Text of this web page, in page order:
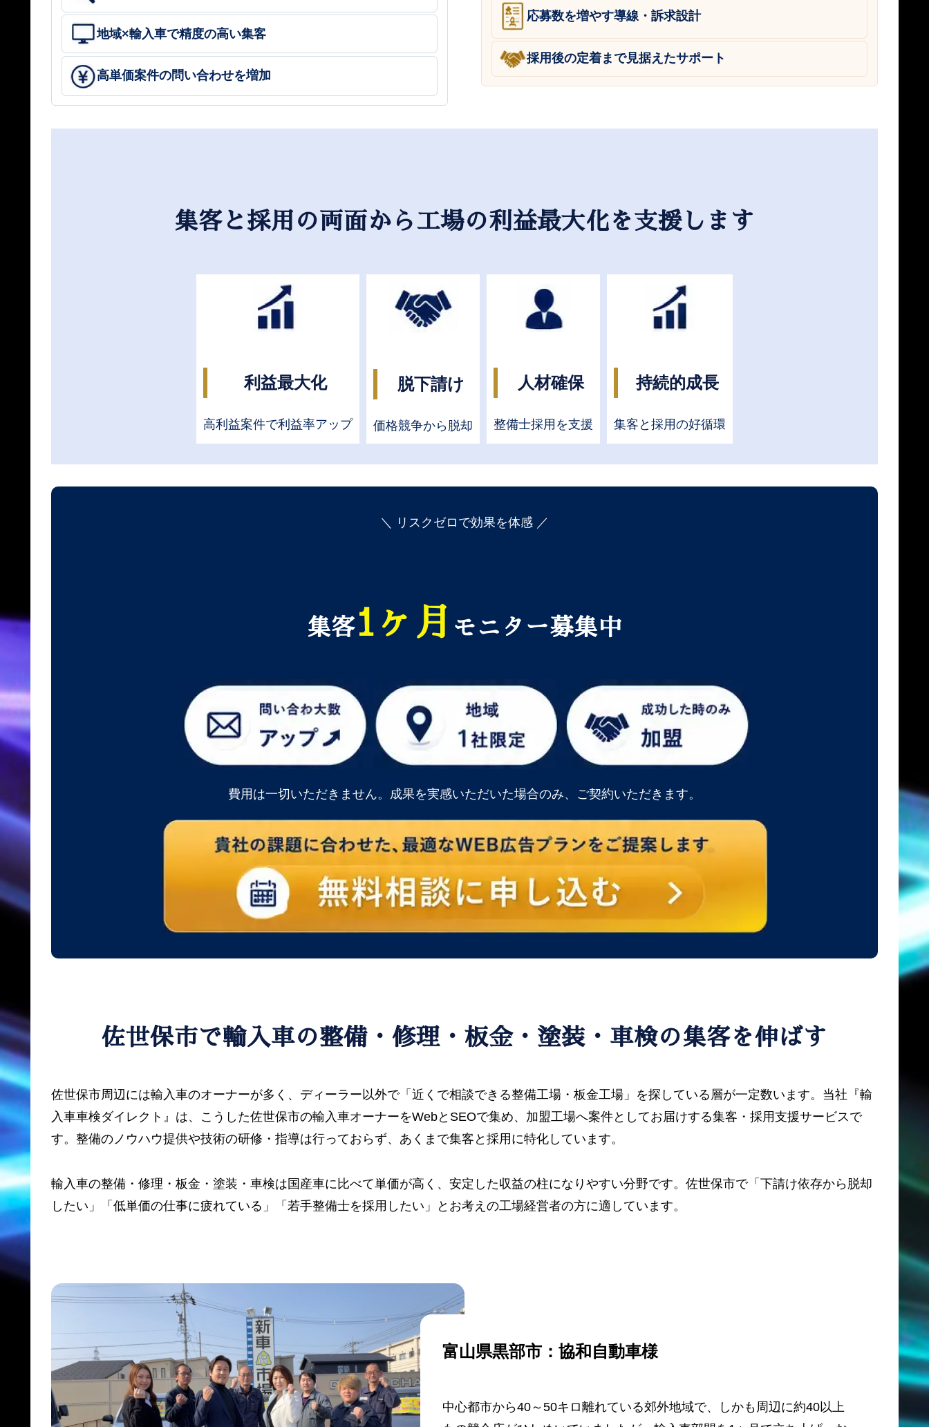
地域×輸入車で精度の高い集客
高単価案件の問い合わせを増加
応募数を増やす導線・訴求設計
採用後の定着まで見据えたサポート
集客と採用の両面から工場の利益最大化を支援します
利益最大化
高利益案件で利益率アップ
脱下請け
価格競争から脱却
人材確保
整備士採用を支援
持続的成長
集客と採用の好循環
＼ リスクゼロで効果を体感 ／
集客1ヶ月 モニター募集中
費用は一切いただきません。成果を実感いただいた場合のみ、ご契約いただきます。
佐世保市で輸入車の整備・修理・板金・塗装・車検の集客を伸ばす
佐世保市周辺には輸入車のオーナーが多く、ディーラー以外で「近くで相談できる整備工場・板金工場」を探している層が一定数います。当社『輸
入車車検ダイレクト』は、こうした佐世保市の輸入車オーナーをWebとSEOで集め、加盟工場へ案件としてお届けする集客・採用支援サービスで
す。整備のノウハウ提供や技術の研修・指導は行っておらず、あくまで集客と採用に特化しています。
輸入車の整備・修理・板金・塗装・車検は国産車に比べて単価が高く、安定した収益の柱になりやすい分野です。佐世保市で「下請け依存から脱却
したい」「低単価の仕事に疲れている」「若手整備士を採用したい」とお考えの工場経営者の方に適しています。
富山県黒部市：協和自動車様
中心都市から40～50キロ離れている郊外地域で、しかも周辺に約40以上